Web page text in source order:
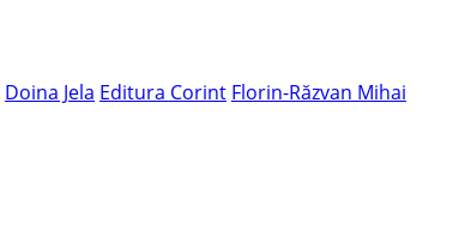
Doina Jela Editura Corint Florin-Răzvan Mihai